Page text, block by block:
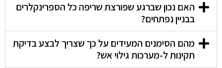
האם נכון שברגע שפורצת שריפה כל הספרינקלרים
בבניין נפתחים?
מהם הסימנים המעידים על כך שצריך לבצע בדיקת
תקינות ל-מערכות גילוי אש?